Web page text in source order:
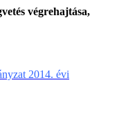
végrehajtása,
2014. évi